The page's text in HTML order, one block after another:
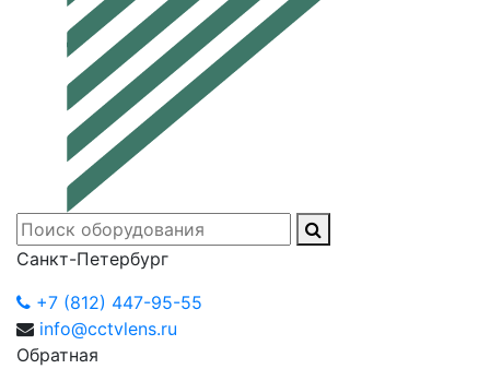
Санкт-Петербург
+7 (812) 447-95-55
info@cctvlens.ru
Обратная